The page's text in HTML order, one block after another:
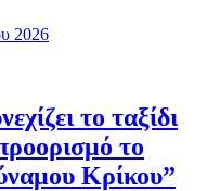
2026
το ταξίδι
το
Κρίκου”